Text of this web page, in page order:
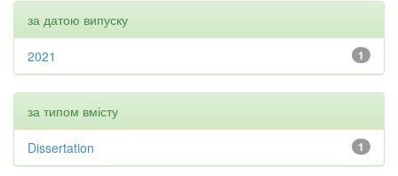
за датою випуску
1
2021
за типом вмісту
1
Dissertation